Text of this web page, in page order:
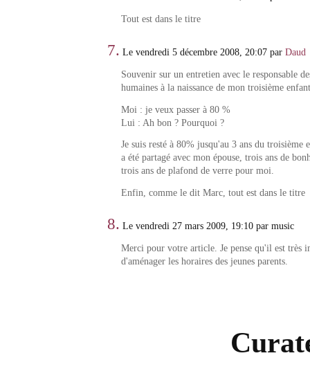
Tout est dans le titre
7. Le vendredi 5 décembre 2008, 20:07 parDaud
Souvenir sur un entretien avec le responsable
humaines à la naissance de mon troisième
Moi : je veux passer à 80 %
Lui : Ah bon ? Pourquoi ?
Je suis resté à 80% jusqu'au 3 ans du troisième
a été partagé avec mon épouse, trois ans de
trois ans de plafond de verre pour moi.
Enfin, comme le dit Marc, tout est dans le titre
8. Le vendredi 27 mars 2009, 19:10 par music
Merci pour votre article. Je pense qu'il est très
d'aménager les horaires des jeunes parents.